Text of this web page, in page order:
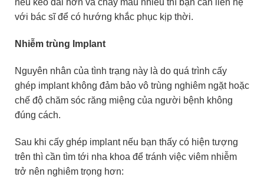
nếu kéo dài hơn và chảy máu nhiều thì bạn cần liên hệ
với bác sĩ để có hướng khắc phục kịp thời.
Nhiễm trùng Implant
Nguyên nhân của tình trạng này là do quá trình cấy
ghép implant không đảm bảo vô trùng nghiêm ngặt hoặc
chế độ chăm sóc răng miệng của người bệnh không
đúng cách.
Sau khi cấy ghép implant nếu bạn thấy có hiện tượng
trên thì cần tìm tới nha khoa để tránh việc viêm nhiễm
trở nên nghiêm trọng hơn: